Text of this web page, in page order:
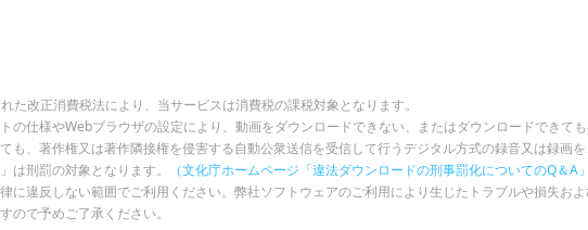
た改正消費税法により、当サービスは消費税の課税対象となります。
の仕様やWebブラウザの設定により、動画をダウンロードできない、またはダウンロードできて
ても、著作権又は著作隣接権を侵害する自動公衆送信を受信して行うデジタル方式の録音又は録画
は刑罰の対象となります。
（文化庁ホームページ「違法ダウンロードの刑事罰化についてのQ＆A
に違反しない範囲でご利用ください。弊社ソフトウェアのご利用により生じたトラブルや損失お
ので予めご了承ください。